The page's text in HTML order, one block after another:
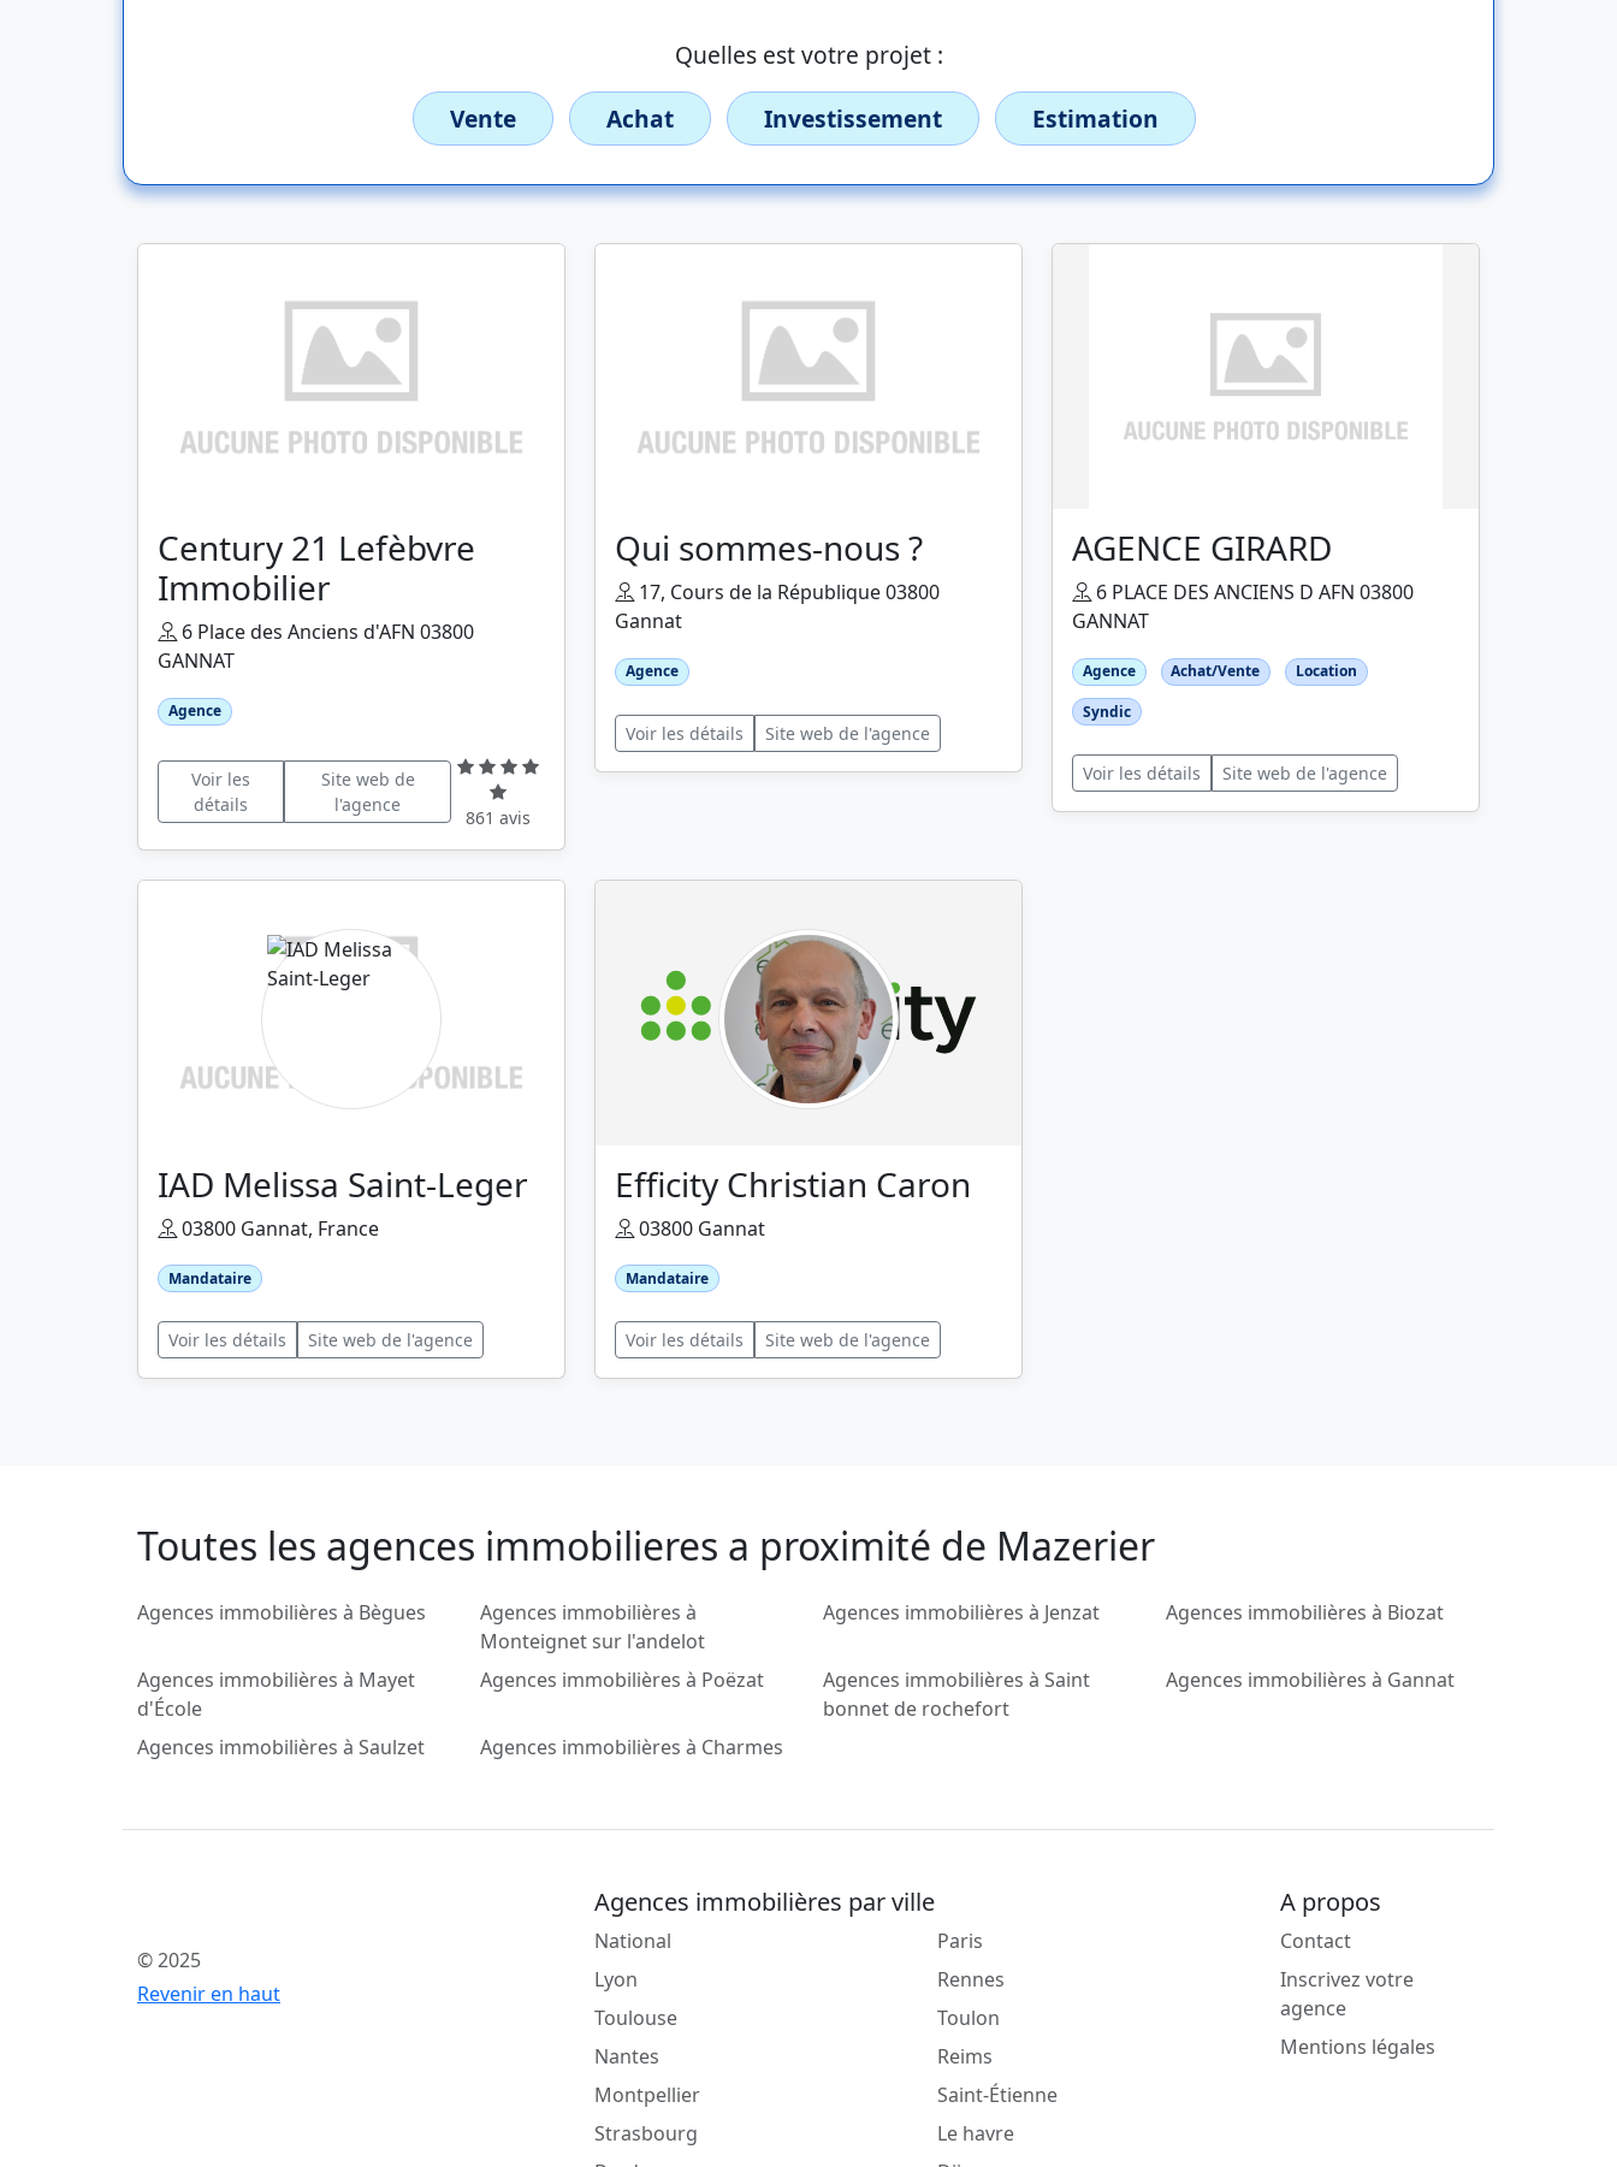
Quelles est votre projet :
Vente
Achat Investissement Estimation
Century 21 Lefèbvre
Immobilier
6 Place des Anciens d'AFN 03800
GANNAT
Agence
Voir les
détails
Site web de
l'agence
861 avis
Qui sommes-nous ?
17, Cours de la République 03800
Gannat
Agence
Voir les détails Site web de l'agence
AGENCE GIRARD
6 PLACE DES ANCIENS D AFN 03800
GANNAT
Agence Achat/Vente
Location
Syndic
Voir les détails Site web de l'agence
IAD Melissa Saint-Leger
03800 Gannat, France
Mandataire
Voir les détails Site web de l'agence
Efficity Christian Caron
03800 Gannat
Mandataire
Voir les détails Site web de l'agence
Toutes les agences immobilieres a proximité de Mazerier
Agences immobilières à Bègues
Agences immobilières à
Monteignet sur l'andelot
Agences immobilières à Jenzat Agences immobilières à Biozat
Agences immobilières à Mayet
d'École
Agences immobilières à Poëzat
Agences immobilières à Saint
bonnet de rochefort
Agences immobilières à Gannat
Agences immobilières à Saulzet Agences immobilières à Charmes
© 2025
Revenir en haut
Agences immobilières par ville
National
Lyon
Toulouse
Nantes
Montpellier
Strasbourg
Paris
Rennes
Toulon
Reims
Saint-Étienne
Le havre
A propos
Contact
Inscrivez votre
agence
Mentions légales